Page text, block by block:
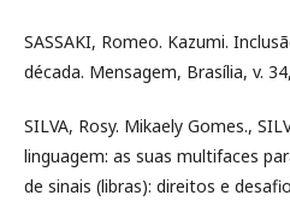
SASSAKI, Romeo. Kazumi.
década. Mensagem, Brasília, v.
SILVA, Rosy. Mikaely Gomes.,
linguagem: as suas multifaces
de sinais (libras): direitos e